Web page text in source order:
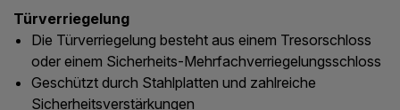
Türverriegelung
Die Türverriegelung besteht aus einem Tresorschloss
oder einem Sicherheits-Mehrfachverriegelungsschloss
Geschützt durch Stahlplatten und zahlreiche
Sicherheitsverstärkungen